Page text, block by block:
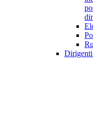
Dirigenti